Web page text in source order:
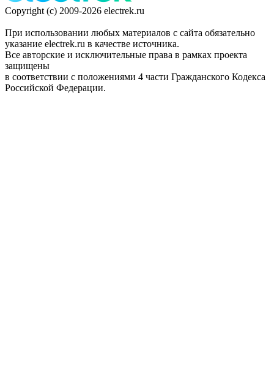
Copyright (c) 2009-2026 electrek.ru
При использовании любых материалов с сайта обязательно
указание electrek.ru в качестве источника.
Все авторские и исключительные права в рамках проекта
защищены
в соответствии с положениями 4 части Гражданского Кодекса
Российской Федерации.